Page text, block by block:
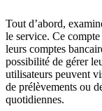
Tout d’abord,
le service. Ce
leurs comptes
possibilité de gérer
utilisateurs peuvent
de prélèvements ou
quotidiennes.